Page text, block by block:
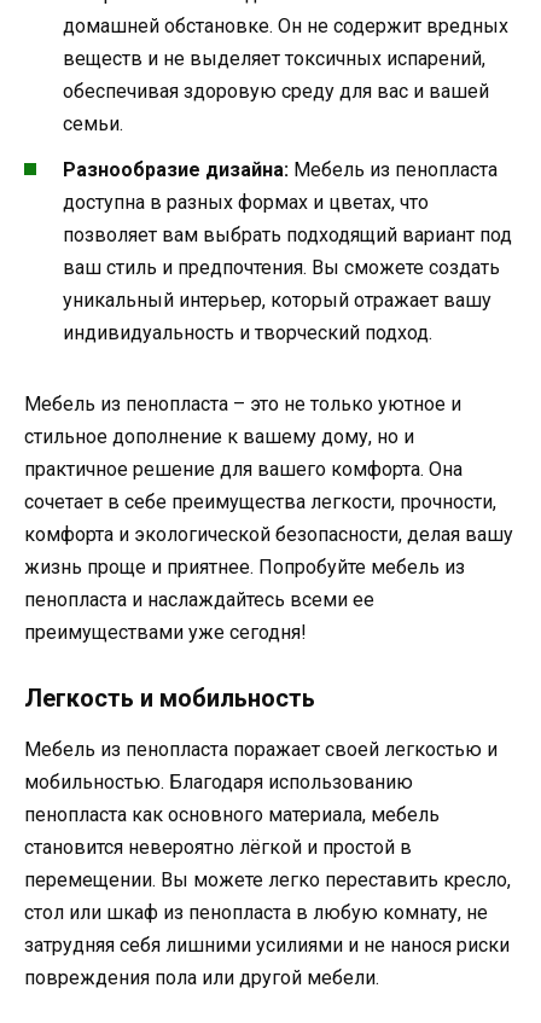
домашней обстановке. Он не содержит вредных
веществ и не выделяет токсичных испарений,
обеспечивая здоровую среду для вас и вашей
семьи.
Разнообразие дизайна: Мебель из пенопласта
доступна в разных формах и цветах, что
позволяет вам выбрать подходящий вариант под
ваш стиль и предпочтения. Вы сможете создать
уникальный интерьер, который отражает вашу
индивидуальность и творческий подход.
Мебель из пенопласта – это не только уютное и
стильное дополнение к вашему дому, но и
практичное решение для вашего комфорта. Она
сочетает в себе преимущества легкости, прочности,
комфорта и экологической безопасности, делая вашу
жизнь проще и приятнее. Попробуйте мебель из
пенопласта и наслаждайтесь всеми ее
преимуществами уже сегодня!
Легкость и мобильность
Мебель из пенопласта поражает своей легкостью и
мобильностью. Благодаря использованию
пенопласта как основного материала, мебель
становится невероятно лёгкой и простой в
перемещении. Вы можете легко переставить кресло,
стол или шкаф из пенопласта в любую комнату, не
затрудняя себя лишними усилиями и не нанося риски
повреждения пола или другой мебели.